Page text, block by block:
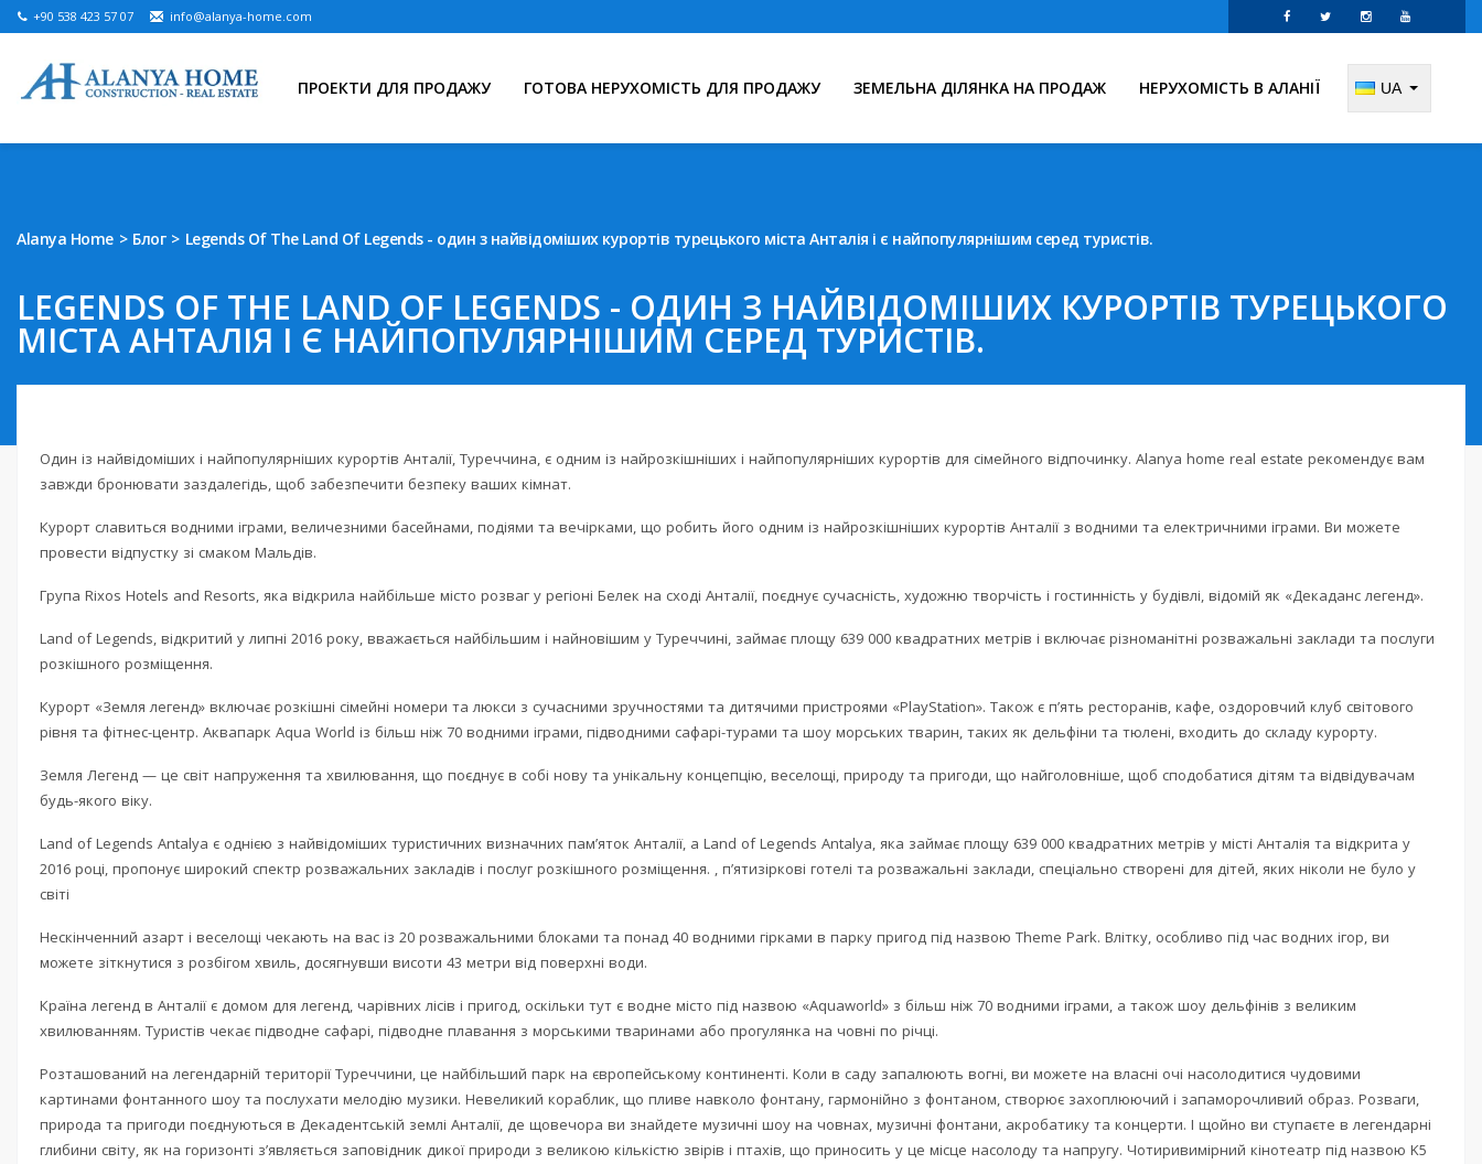
+90 538 423 57 07 info@alanya-home.com
UA
ПРОЕКТИ ДЛЯ ПРОДАЖУ ГОТОВА НЕРУХОМІСТЬ ДЛЯ ПРОДАЖУ ЗЕМЕЛЬНА ДІЛЯНКА НА ПРОДАЖ НЕРУХОМІСТЬ В АЛАНІЇ
Alanya Home Блог Legends Of The Land Of Legends - один з найвідоміших курортів турецького міста Анталія і є найпопулярнішим серед туристів.
LEGENDS OF THE LAND OF LEGENDS - ОДИН З НАЙВІДОМІШИХ КУРОРТІВ ТУРЕЦЬКОГО
МІСТА АНТАЛІЯ І Є НАЙПОПУЛЯРНІШИМ СЕРЕД ТУРИСТІВ.
Один із найвідоміших і найпопулярніших курортів Анталії, Туреччина, є одним із найрозкішніших і найпопулярніших курортів для сімейного відпочинку. Alanya home real estate рекомендує вам
завжди бронювати заздалегідь, щоб забезпечити безпеку ваших кімнат.
Курорт славиться водними іграми, величезними басейнами, подіями та вечірками, що робить його одним із найрозкішніших курортів Анталії з водними та електричними іграми. Ви можете
провести відпустку зі смаком Мальдів.
Група Rixos Hotels and Resorts, яка відкрила найбільше місто розваг у регіоні Белек на сході Анталії, поєднує сучасність, художню творчість і гостинність у будівлі, відомій як «Декаданс легенд».
Land of Legends, відкритий у липні 2016 року, вважається найбільшим і найновішим у Туреччині, займає площу 639 000 квадратних метрів і включає різноманітні розважальні заклади та послуги
розкішного розміщення.
Курорт «Земля легенд» включає розкішні сімейні номери та люкси з сучасними зручностями та дитячими пристроями «PlayStation». Також є п’ять ресторанів, кафе, оздоровчий клуб світового
рівня та фітнес-центр. Аквапарк Aqua World із більш ніж 70 водними іграми, підводними сафарі-турами та шоу морських тварин, таких як дельфіни та тюлені, входить до складу курорту.
Земля Легенд — це світ напруження та хвилювання, що поєднує в собі нову та унікальну концепцію, веселощі, природу та пригоди, що найголовніше, щоб сподобатися дітям та відвідувачам
будь-якого віку.
Land of Legends Antalya є однією з найвідоміших туристичних визначних пам’яток Анталії, а Land of Legends Antalya, яка займає площу 639 000 квадратних метрів у місті Анталія та відкрита у
2016 році, пропонує широкий спектр розважальних закладів і послуг розкішного розміщення. , п’ятизіркові готелі та розважальні заклади, спеціально створені для дітей, яких ніколи не було у
світі
Нескінченний азарт і веселощі чекають на вас із 20 розважальними блоками та понад 40 водними гірками в парку пригод під назвою Theme Park. Влітку, особливо під час водних ігор, ви
можете зіткнутися з розбігом хвиль, досягнувши висоти 43 метри від поверхні води.
Країна легенд в Анталії є домом для легенд, чарівних лісів і пригод, оскільки тут є водне місто під назвою «Aquaworld» з більш ніж 70 водними іграми, а також шоу дельфінів з великим
хвилюванням. Туристів чекає підводне сафарі, підводне плавання з морськими тваринами або прогулянка на човні по річці.
Розташований на легендарній території Туреччини, це найбільший парк на європейському континенті. Коли в саду запалюють вогні, ви можете на власні очі насолодитися чудовими
картинами фонтанного шоу та послухати мелодію музики. Невеликий кораблик, що пливе навколо фонтану, гармонійно з фонтаном, створює захоплюючий і запаморочливий образ. Розваги,
природа та пригоди поєднуються в Декадентській землі Анталії, де щовечора ви знайдете музичні шоу на човнах, музичні фонтани, акробатику та концерти. І щойно ви ступаєте в легендарні
глибини світу, як на горизонті з’являється заповідник дикої природи з великою кількістю звірів і птахів, що приносить у це місце насолоду та напругу. Чотиривимірний кінотеатр під назвою K5